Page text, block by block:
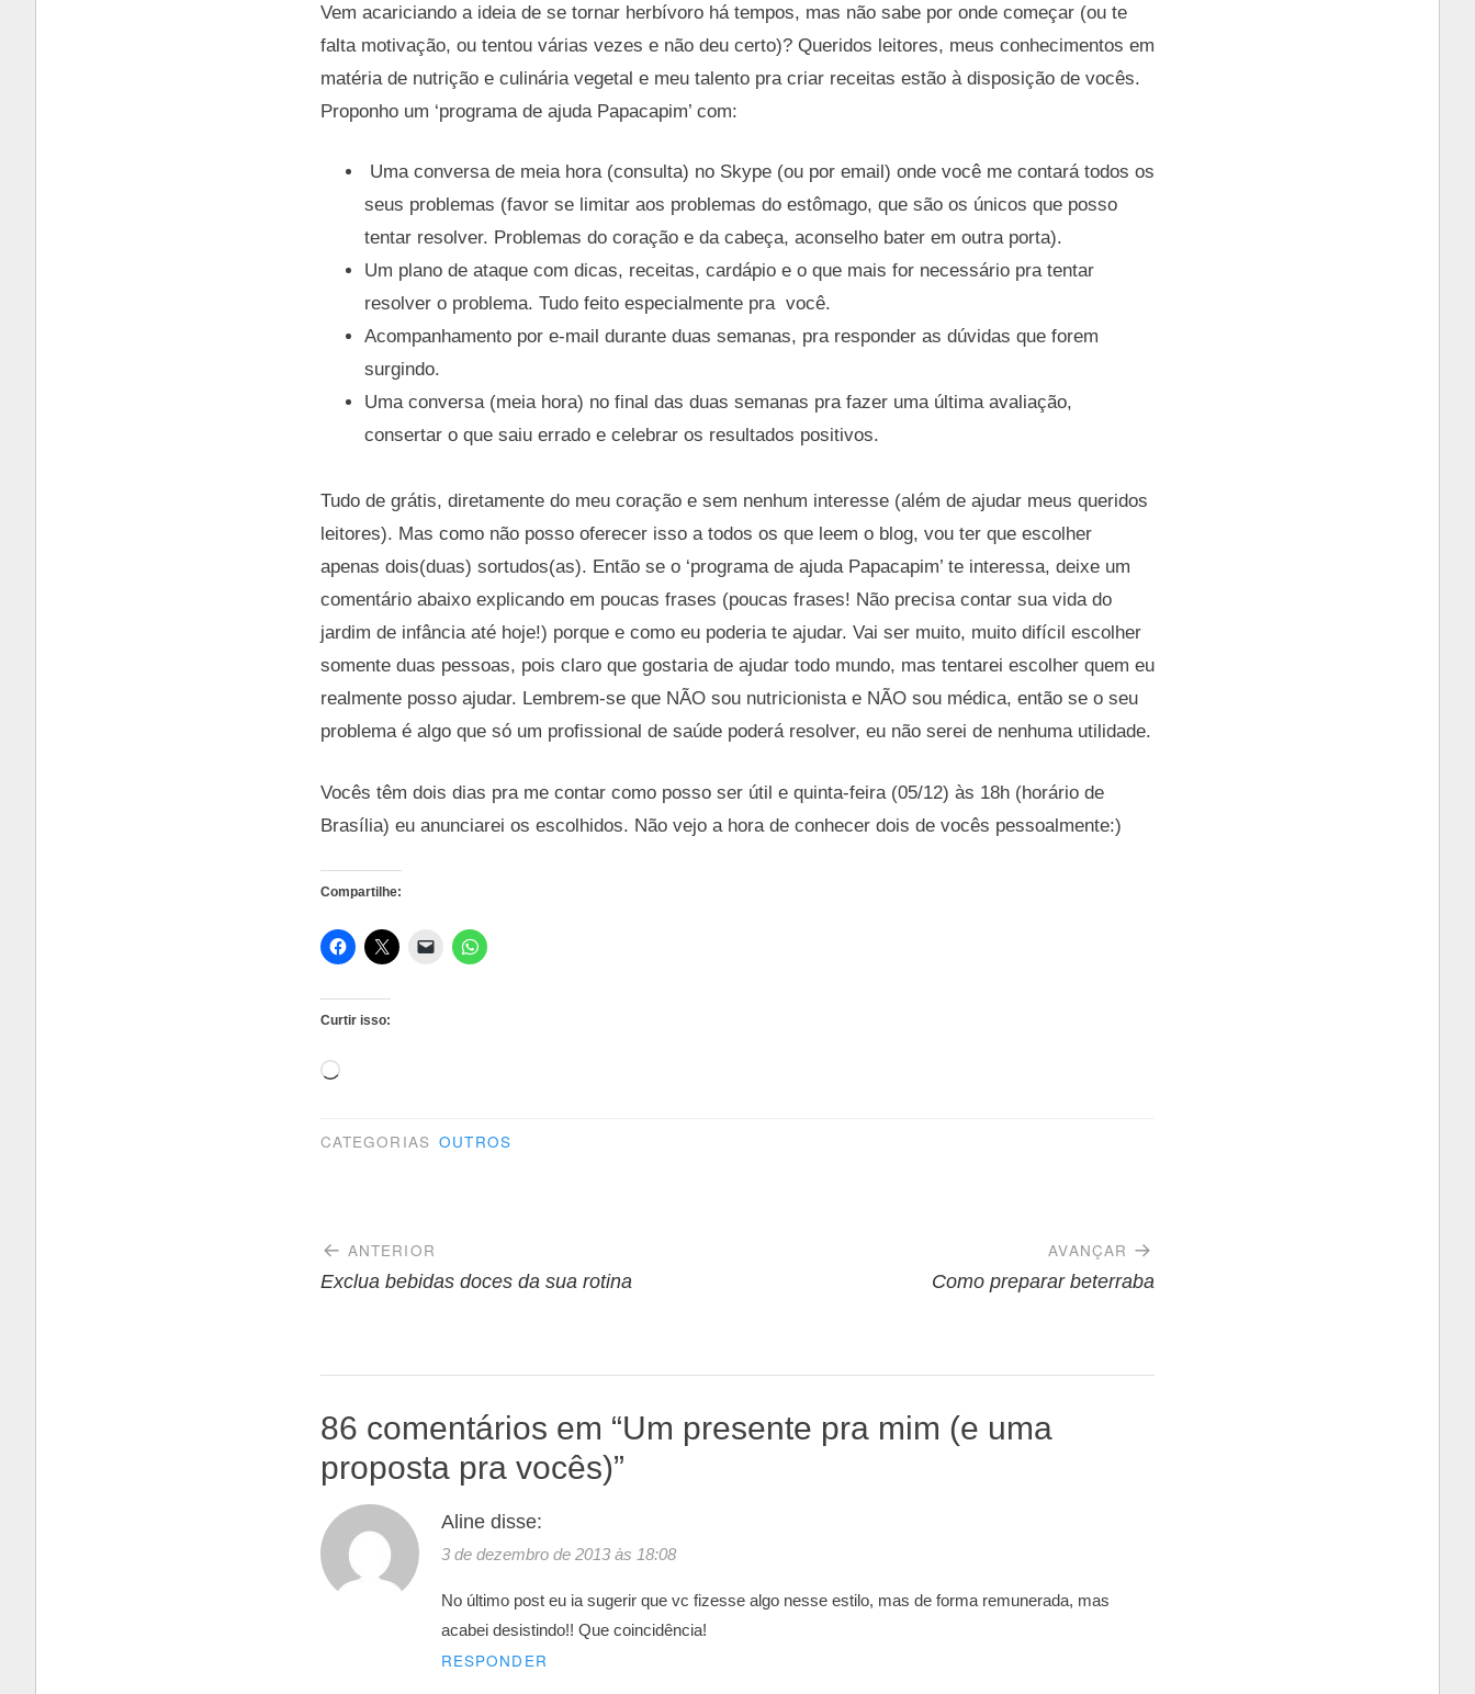
Vem acariciando a ideia de se tornar herbívoro há tempos, mas não sabe por onde começar (ou te
falta motivação, ou tentou várias vezes e não deu certo)? Queridos leitores, meus conhecimentos em
matéria de nutrição e culinária vegetal e meu talento pra criar receitas estão à disposição de vocês.
Proponho um ‘programa de ajuda Papacapim’ com:
Uma conversa de meia hora (consulta) no Skype (ou por email) onde você me contará todos os
seus problemas (favor se limitar aos problemas do estômago, que são os únicos que posso
tentar resolver. Problemas do coração e da cabeça, aconselho bater em outra porta).
Um plano de ataque com dicas, receitas, cardápio e o que mais for necessário pra tentar
resolver o problema. Tudo feito especialmente pra você.
Acompanhamento por e-mail durante duas semanas, pra responder as dúvidas que forem
surgindo.
Uma conversa (meia hora) no final das duas semanas pra fazer uma última avaliação,
consertar o que saiu errado e celebrar os resultados positivos.
Tudo de grátis, diretamente do meu coração e sem nenhum interesse (além de ajudar meus queridos
leitores). Mas como não posso oferecer isso a todos os que leem o blog, vou ter que escolher
apenas dois(duas) sortudos(as). Então se o ‘programa de ajuda Papacapim’ te interessa, deixe um
comentário abaixo explicando em poucas frases (poucas frases! Não precisa contar sua vida do
jardim de infância até hoje!) porque e como eu poderia te ajudar. Vai ser muito, muito difícil escolher
somente duas pessoas, pois claro que gostaria de ajudar todo mundo, mas tentarei escolher quem eu
realmente posso ajudar. Lembrem-se que NÃO sou nutricionista e NÃO sou médica, então se o seu
problema é algo que só um profissional de saúde poderá resolver, eu não serei de nenhuma utilidade.
Vocês têm dois dias pra me contar como posso ser útil e quinta-feira (05/12) às 18h (horário de
Brasília) eu anunciarei os escolhidos. Não vejo a hora de conhecer dois de vocês pessoalmente:)
Compartilhe:
Curtir isso:
Carregando...
CATEGORIAS OUTROS
Navegação
de
ANTERIOR
Exclua bebidas doces da sua rotina
AVANÇAR
Como preparar beterraba
86 comentários em “Um presente pra mim (e uma
proposta pra vocês)”
Aline disse:
3 de dezembro de 2013 às 18:08
No último post eu ia sugerir que vc fizesse algo nesse estilo, mas de forma remunerada, mas
acabei desistindo!! Que coincidência!
RESPONDER